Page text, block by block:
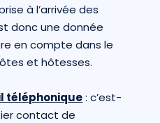
à l’arrivée des
donc une donnée
en compte dans le
et hôtesses.
téléphonique: c’est-
contact de